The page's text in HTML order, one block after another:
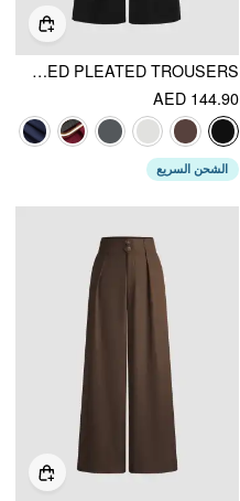
BELTED HIGH WAISTED PLEATED TROUSERS
AED 144.90
الشحن السريع